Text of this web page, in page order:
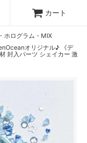
カート
ホログラム・MIX
オリジナル♪ 《デ
封入パーツ シェイカー 激